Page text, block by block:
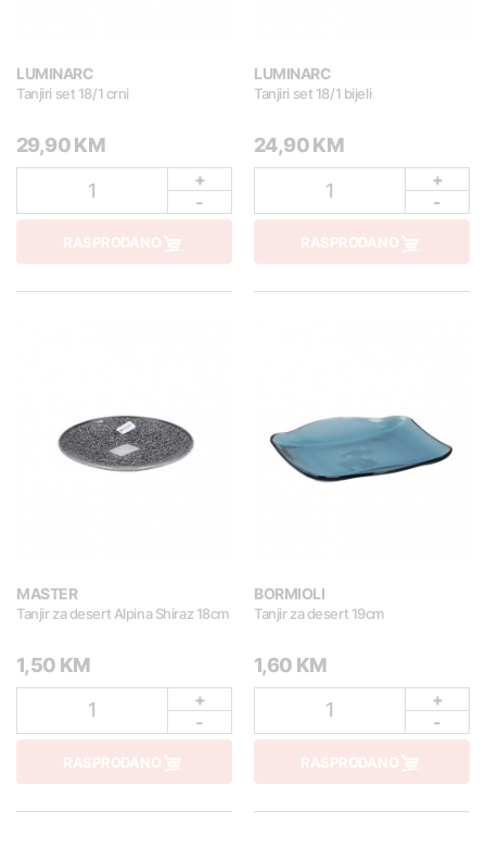
LUMINARC
Tanjiri set 18/1 crni
29,90 KM
1
+
-
RASPRODANO
LUMINARC
Tanjiri set 18/1 bijeli
24,90 KM
1
+
-
RASPRODANO
MASTER
Tanjir za desert Alpina Shiraz 18cm
1,50 KM
1
+
-
RASPRODANO
BORMIOLI
Tanjir za desert 19cm
1,60 KM
1
+
-
RASPRODANO